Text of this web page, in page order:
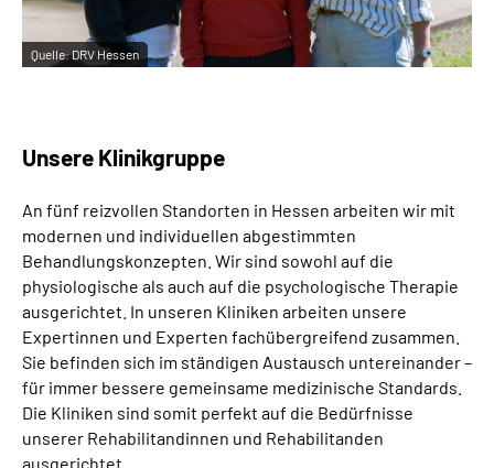
Quelle:DRV Hessen
Unsere Klinikgruppe
An fünf reizvollen Standorten in Hessen arbeiten wir mit
modernen und individuellen abgestimmten
Behandlungskonzepten. Wir sind sowohl auf die
physiologische als auch auf die psychologische Therapie
ausgerichtet. In unseren Kliniken arbeiten unsere
Expertinnen und Experten fachübergreifend zusammen.
Sie befinden sich im ständigen Austausch untereinander –
für immer bessere gemeinsame medizinische Standards.
Die Kliniken sind somit perfekt auf die Bedürfnisse
unserer Rehabilitandinnen und Rehabilitanden
ausgerichtet.